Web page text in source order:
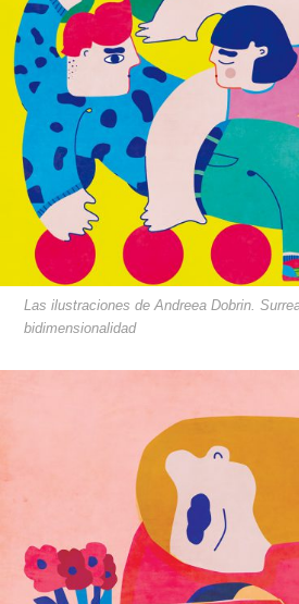
Las ilustraciones de Andreea Dobrin.
bidimensionalidad